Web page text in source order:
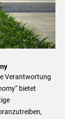
Verantwortung
bietet